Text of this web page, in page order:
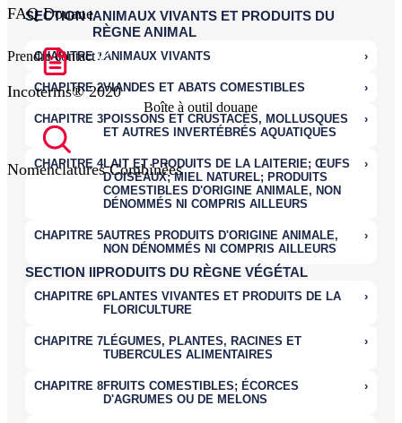
Prendre contact
Boîte à outil douane
FAQ Douane
Incoterms® 2020
Nomenclatures Combinées